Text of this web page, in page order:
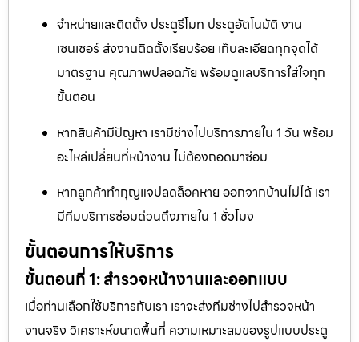
จำหน่ายและติดตั้ง ประตูรีโมท ประตูอัตโนมัติ งาน
เซนเซอร์ ส่งงานติดตั้งเรียบร้อย เก็บละเอียดทุกจุดได้
มาตรฐาน คุณภาพปลอดภัย พร้อมดูแลบริการใส่ใจทุก
ขั้นตอน
หากสินค้ามีปัญหา เรามีช่างไปบริการภายใน 1 วัน พร้อม
อะไหล่เปลี่ยนที่หน้างาน ไม่ต้องถอดมาซ่อม
หากลูกค้าทำกุญแจปลดล็อคหาย ออกจากบ้านไม่ได้ เรา
มีทีมบริการซ่อมด่วนถึงภายใน 1 ชั่วโมง
ขั้นตอนการให้บริการ
ขั้นตอนที่ 1: สำรวจหน้างานและออกแบบ
เมื่อท่านเลือกใช้บริการกับเรา เราจะส่งทีมช่างไปสำรวจหน้า
งานจริง วิเคราะห์ขนาดพื้นที่ ความเหมาะสมของรูปแบบประตู